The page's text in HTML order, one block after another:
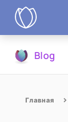
Blog
Главная